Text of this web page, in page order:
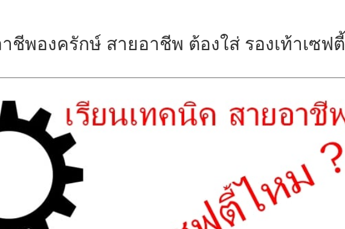
ชีพองครักษ์ สายอาชีพ ต้องใส่ รองเท้าเซฟตี้